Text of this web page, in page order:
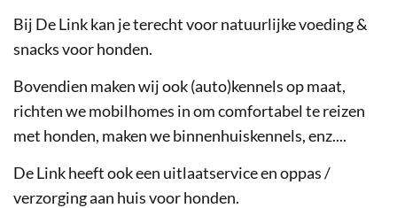
Bij De Link kan je terecht voor natuurlijke voeding &
snacks voor honden.
Bovendien maken wij ook (auto)kennels op maat,
richten we mobilhomes in om comfortabel te reizen
met honden, maken we binnenhuiskennels, enz....
De Link heeft ook een uitlaatservice en oppas /
verzorging aan huis voor honden.